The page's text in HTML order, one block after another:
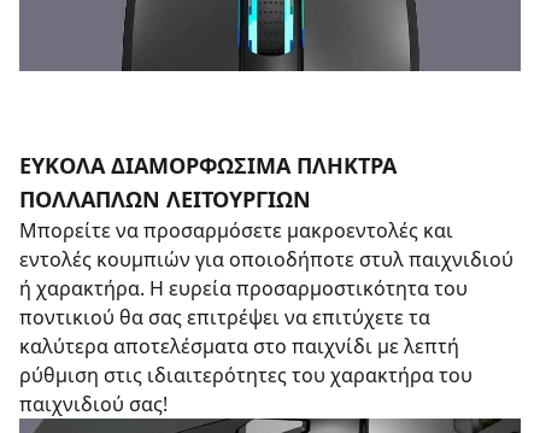
ΕΎΚΟΛΑ ΔΙΑΜΟΡΦΏΣΙΜΑ ΠΛΉΚΤΡΑ
ΠΟΛΛΑΠΛΏΝ ΛΕΙΤΟΥΡΓΙΏΝ
Μπορείτε να προσαρμόσετε μακροεντολές και
εντολές κουμπιών για οποιοδήποτε στυλ παιχνιδιού
ή χαρακτήρα. Η ευρεία προσαρμοστικότητα του
ποντικιού θα σας επιτρέψει να επιτύχετε τα
καλύτερα αποτελέσματα στο παιχνίδι με λεπτή
ρύθμιση στις ιδιαιτερότητες του χαρακτήρα του
παιχνιδιού σας!